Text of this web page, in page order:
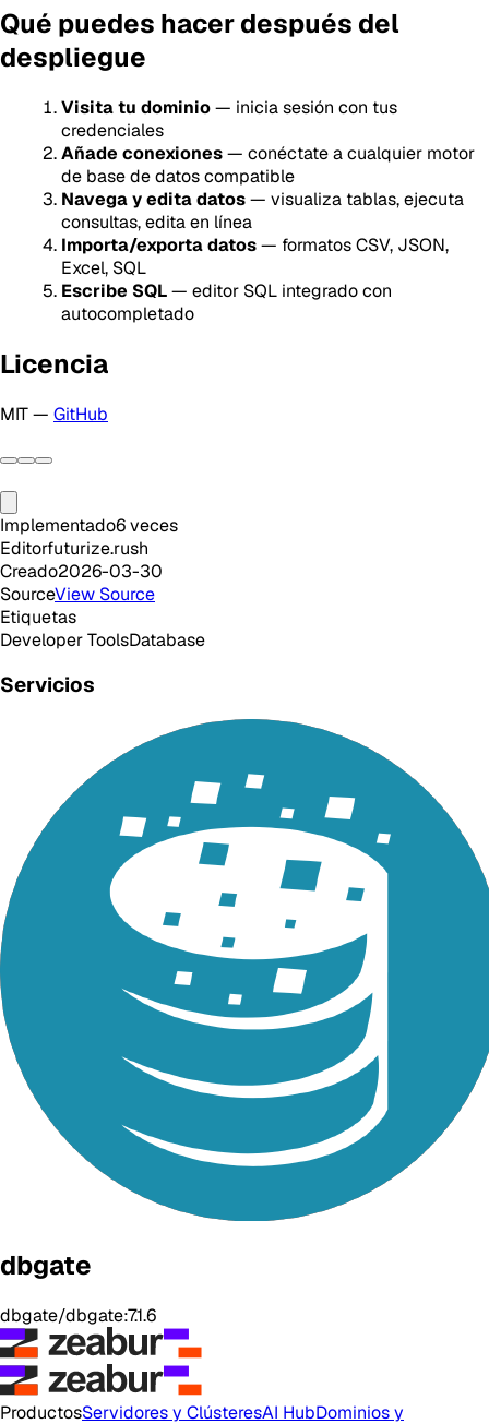
Qué puedes hacer después del
despliegue
Visita tu dominio— inicia sesión con tus
credenciales
Añade conexiones— conéctate a cualquier motor
de base de datos compatible
Navega y edita datos— visualiza tablas, ejecuta
consultas, edita en línea
Importa/exporta datos— formatos CSV, JSON,
Excel, SQL
Escribe SQL— editor SQL integrado con
autocompletado
Licencia
MIT — GitHub
Implementado6veces
Editorfuturize.rush
Creado2026-03-30
SourceView Source
Etiquetas
Developer ToolsDatabase
Servicios
dbgate
dbgate/dbgate:7.1.6
ProductosServidores y ClústeresAI HubDominios y